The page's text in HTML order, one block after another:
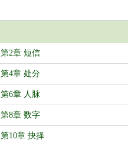
第2章 短信
第4章 处分
第6章 人脉
第8章 数字
第10章 抉择